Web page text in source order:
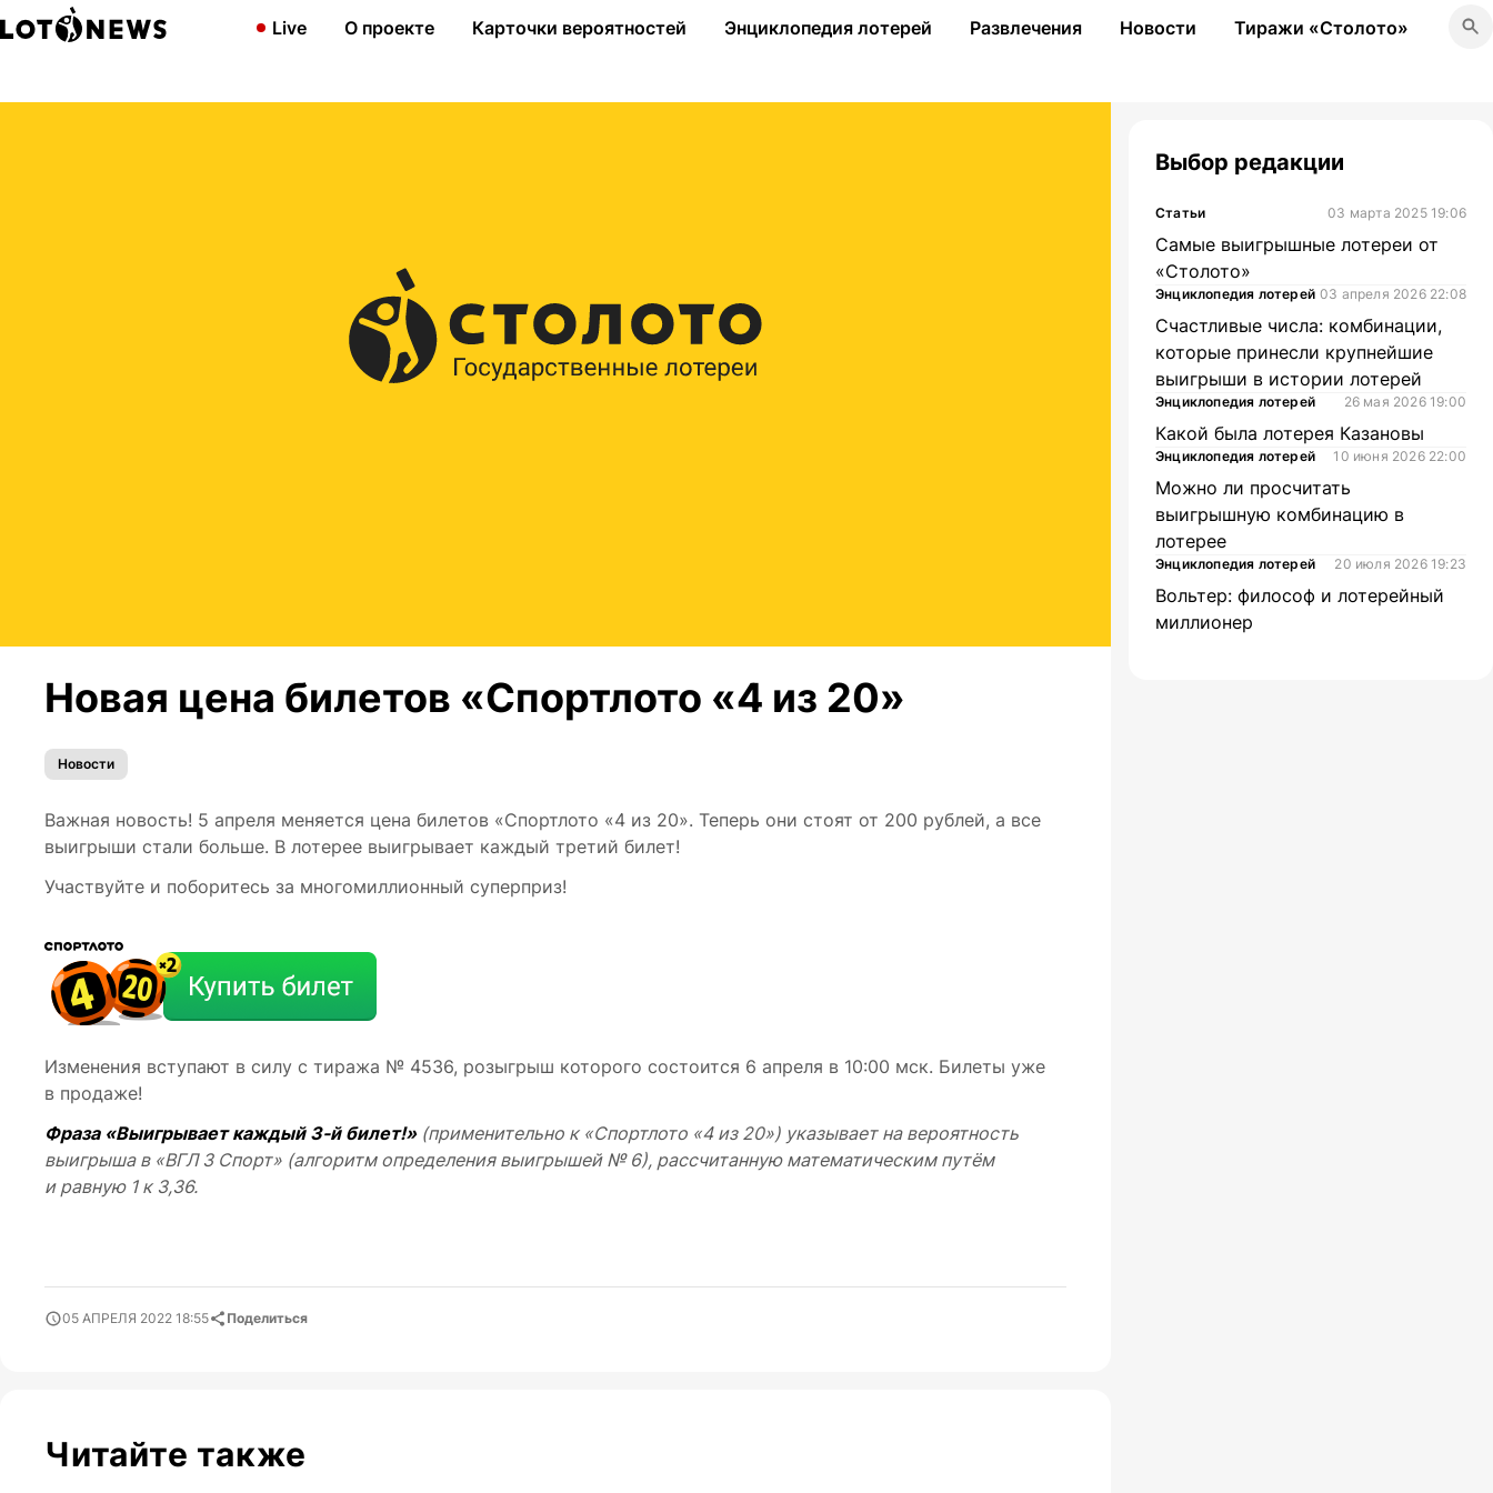
Live О проекте Карточки вероятностей Энциклопедия лотерей Развлечения Новости Тиражи «Столото»
Новая цена билетов «Спортлото «4 из 20»
Новости
Важная новость! 5 апреля меняется цена билетов «Спортлото «4 из 20». Теперь они стоят от 200 рублей, а все
выигрыши стали больше. В лотерее выигрывает каждый третий билет!
Участвуйте и поборитесь за многомиллионный суперприз!
Изменения вступают в силу с тиража № 4536, розыгрыш которого состоится 6 апреля в 10:00 мск. Билеты уже
в продаже!
Фраза «Выигрывает каждый 3-й билет!»(применительно к «Спортлото «4 из 20») указывает на вероятность
выигрыша в «ВГЛ 3 Спорт» (алгоритм определения выигрышей № 6), рассчитанную математическим путём
и равную 1 к 3,36.
05 АПРЕЛЯ 2022 18:55 Поделиться
Читайте также
Выбор редакции
Статьи 03 марта 2025 19:06
Самые выигрышные лотереи от
«Столото»
Энциклопедия лотерей 03 апреля 2026 22:08
Счастливые числа: комбинации,
которые принесли крупнейшие
выигрыши в истории лотерей
Энциклопедия лотерей 26 мая 2026 19:00
Какой была лотерея Казановы
Энциклопедия лотерей 10 июня 2026 22:00
Можно ли просчитать
выигрышную комбинацию в
лотерее
Энциклопедия лотерей 20 июля 2026 19:23
Вольтер: философ и лотерейный
миллионер